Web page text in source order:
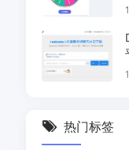
热门标签